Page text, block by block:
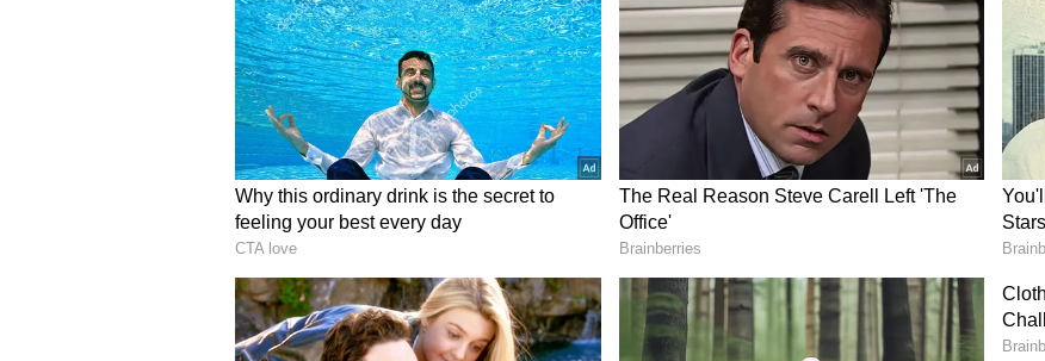
ಜ್ಯೋತಿಷ್ಯ ಶಾಸ್ತ್ರದ ಪ್ರಕಾರ, ನಿಮ್ಮ ಲಗ್ನವು ಸಿಂಹ ರಾಶಿಯಾಗಿದ್ದರೆ, ನೀವು ಮುತ್ತುಗಳನ್ನು ಧರಿಸುವುದನ್ನು
ತಪ್ಪಿಸಬೇಕು. ಚಂದ್ರನು ನಿಮ್ಮ ರಾಶಿಯಿಂದ 12 ನೇ ಮನೆಯ ಅಧಿಪತಿಯಾಗಿರುವುದರಿಂದ ಮತ್ತು ಅಂತಹ
ಪರಿಸ್ಥಿತಿಯಲ್ಲಿ ನೀವು ಮುತ್ತುಗಳನ್ನು ಧರಿಸಿದರೆ ನೀವು ವೈವಾಹಿಕ ಜೀವನದಲ್ಲಿ ಸಮಸ್ಯೆಗಳನ್ನು
ಎದುರಿಸಬೇಕಾಗಬಹುದು. ಇದಲ್ಲದೇ ಕುಂಭ ರಾಶಿಯವರು ಮುತ್ತುಗಳನ್ನು ಧರಿಸಬಾರದು. ಏಕೆಂದರೆ ಕುಂಭ
ರಾಶಿ ಲಗ್ನದಲ್ಲಿ, ಚಂದ್ರನನ್ನು ಆರನೇ ಮನೆಯ ಅಧಿಪತಿ ಎಂದು ಪರಿಗಣಿಸಲಾಗುತ್ತದೆ ಮತ್ತು ಆದ್ದರಿಂದ
ಮುತ್ತುಗಳನ್ನು ಧರಿಸುವುದರಿಂದ ನಿಮ್ಮ ಶತ್ರುಗಳಿಗೆ ಹಾನಿಯಾಗಬಹುದು. ಇದಲ್ಲದೆ, ಇದು ನ್ಯಾಯಾಲಯದ
ಪ್ರಕರಣಗಳಲ್ಲಿ ವೈಫಲ್ಯಕ್ಕೆ ಕಾರಣವಾಗಬಹುದು.
ಚಿತ್ರಾ ನಕ್ಷತ್ರದಲ್ಲಿ ಮಂಗಳ ಸಂಚಾರ, ಈ ರಾಶಿಯವರ ಬಾಳಲ್ಲಿ ಹಣವೋ ಹಣ, ವೃತ್ತಿಯಲ್ಲಿ ಅಗಾಧ
ಯಶಸ್ಸು